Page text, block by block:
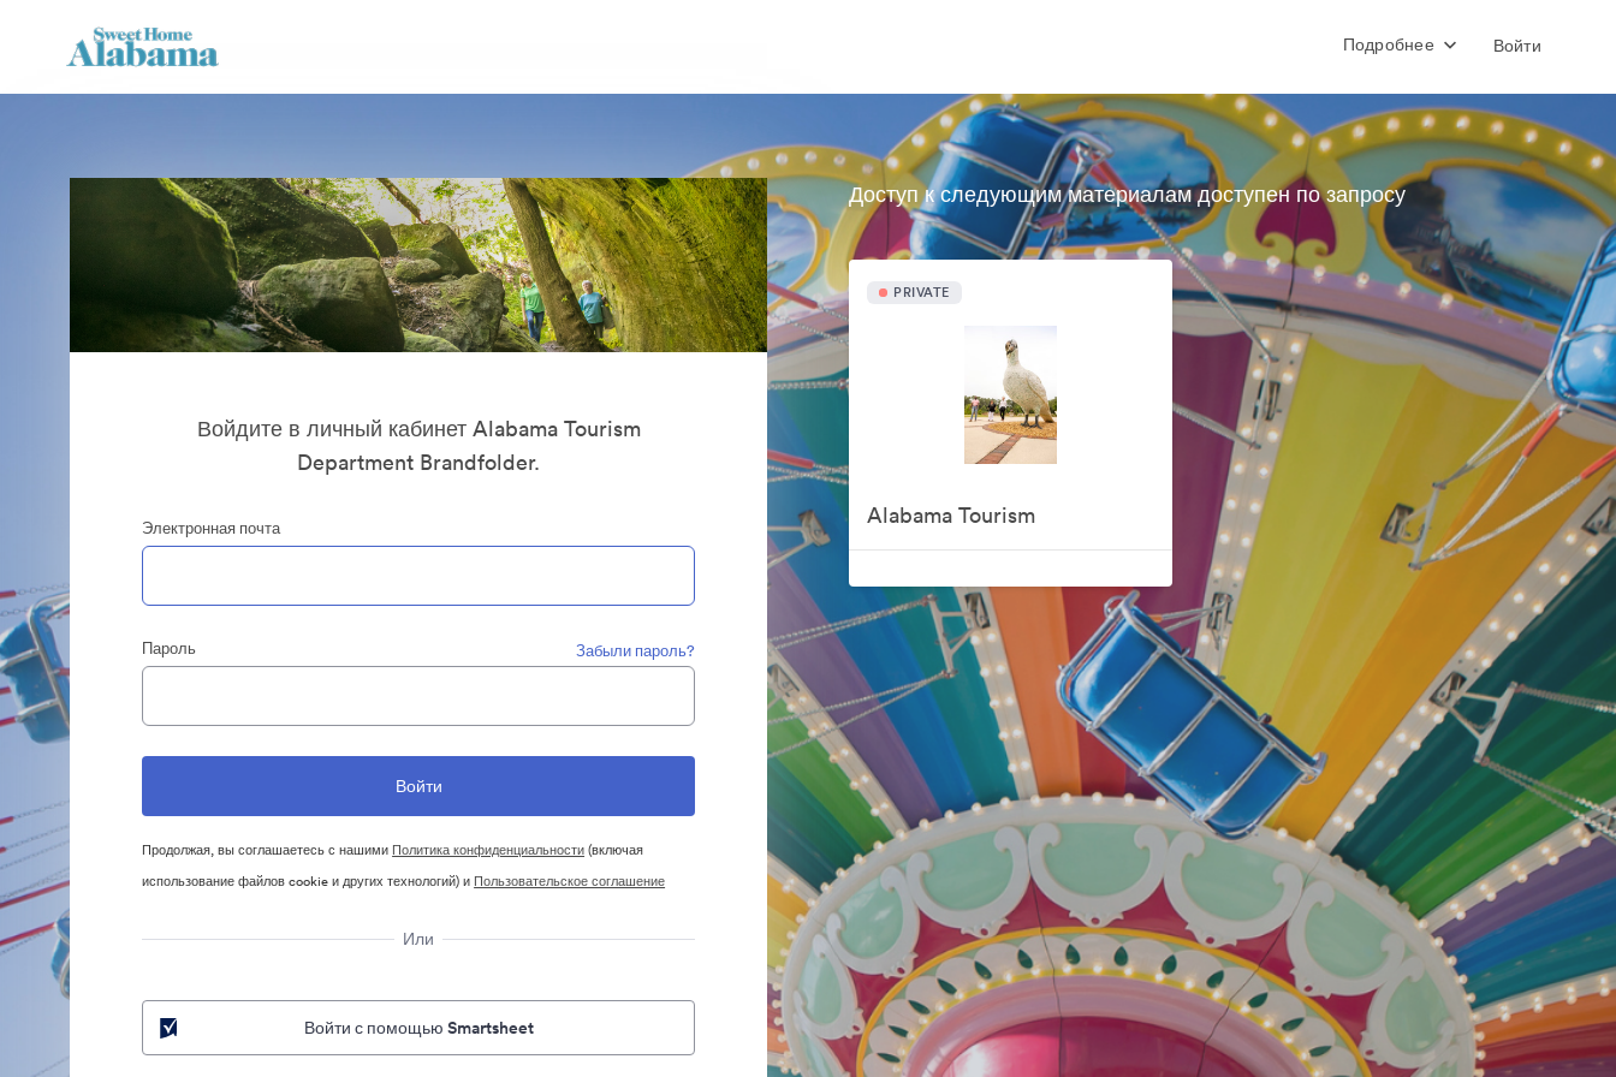
Подробнее Войти
Войдите в личный кабинет Alabama Tourism
Department Brandfolder.
Электронная почта
Пароль Забыли пароль?
Продолжая, вы соглашаетесь с нашими Политика конфиденциальности(включая
использование файлов cookie и других технологий) и Пользовательское соглашение
Или
Войти с помощью Smartsheet
Доступ к следующим материалам доступен по запросу
PRIVATE
Alabama Tourism